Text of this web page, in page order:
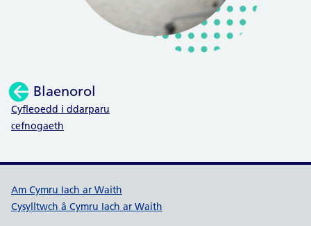
Blaenorol
:
Cyfleoedd i ddarparu
cefnogaeth
Dolenni cymorth Cymru Iach ar
Am Cymru Iach ar Waith
Cysylltwch â Cymru Iach ar Waith